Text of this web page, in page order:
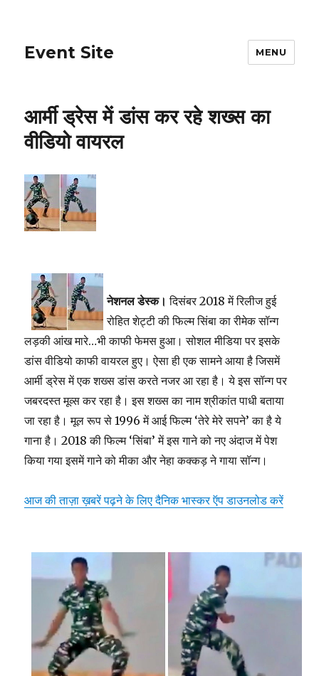
Event Site MENU
आर्मी ड्रेस में डांस कर रहे शख्स का
वीडियो वायरल
नेशनल डेस्क। दिसंबर 2018 में रिलीज हुई
रोहित शेट्टी की फिल्म सिंबा का रीमेक सॉन्ग
लड़की आंख मारे…भी काफी फेमस हुआ। सोशल मीडिया पर इसके
डांस वीडियो काफी वायरल हुए। ऐसा ही एक सामने आयाहैजिसमें
आर्मी ड्रेस में एक शख्स डांस करते नजर आ रहा है। ये इस सॉन्ग पर
जबरदस्त मूव्स कर रहा है। इस शख्स का नाम श्रीकांत पाधी बताया
जा रहा है। मूल रूप से 1996 में आई फिल्म ‘तेरे मेरे सपने’ का है ये
गाना है। 2018 की फिल्म ‘सिंबा’ में इस गाने को नए अंदाज में पेश
किया गया इसमें गाने को मीका और नेहा कक्कड़ ने गाया सॉन्ग।
आज की ताज़ा ख़बरें पढ़ने के लिए दैनिक भास्कर ऍप डाउनलोड करें